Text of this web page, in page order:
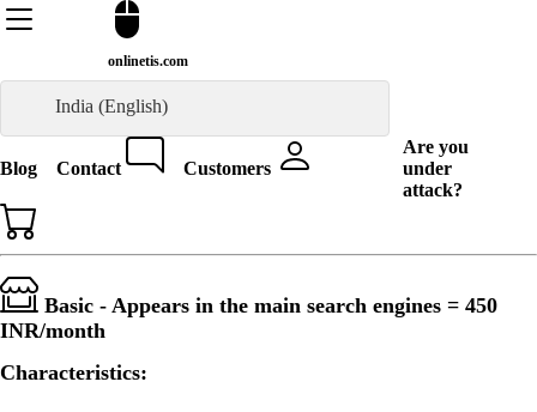
onlinetis.com
India (English)
Blog Contact Customers
Are you
under
attack?
Basic - Appears in the main search engines = 450
INR/month
Characteristics: